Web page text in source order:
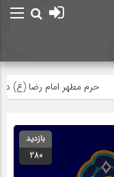
حرم مطهر امام رضا (ع) در
بازدید
280